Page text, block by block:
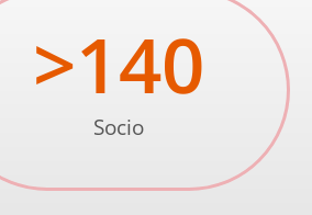
Socio
>140